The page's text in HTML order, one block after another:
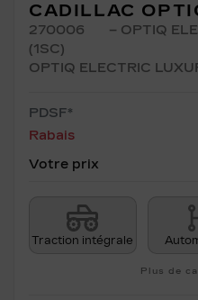
CADILLAC
270006
– OPTIQ
(1SC)
OPTIQ ELECTRIC
PDSF*
Rabais
Votre prix
Traction intégrale
Plus de